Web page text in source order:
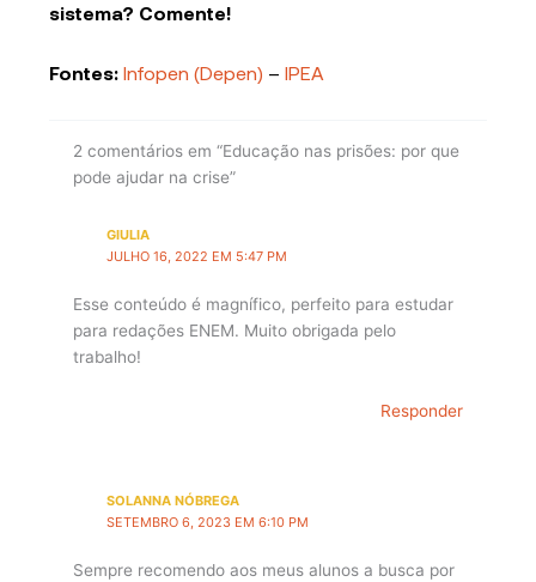
sistema? Comente!
Fontes: Infopen (Depen) –IPEA
2 comentários em “Educação nas prisões: por que
pode ajudar na crise”
GIULIA
JULHO 16, 2022 EM 5:47 PM
Esse conteúdo é magnífico, perfeito para estudar
para redações ENEM. Muito obrigada pelo
trabalho!
Responder
SOLANNA NÓBREGA
SETEMBRO 6, 2023 EM 6:10 PM
Sempre recomendo aos meus alunos a busca por